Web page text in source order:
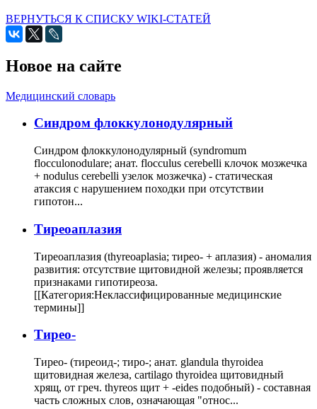
ВЕРНУТЬСЯ К СПИСКУ WIKI-СТАТЕЙ
Новое на сайте
Медицинский словарь
Cиндром флоккулонодулярный
Синдром флоккулонодулярный (syndromum
flocculonodulare; анат. flocculus cerebelli клочок мозжечка
+ nodulus cerebelli узелок мозжечка) - статическая
атаксия с нарушением походки при отсутствии
гипотон...
Тиреоаплазия
Тиреоаплазия (thyreoaplasia; тирео- + аплазия) - аномалия
развития: отсутствие щитовидной железы; проявляется
признаками гипотиреоза.
[[Категория:Неклассифицированные медицинские
термины]]
Тирео-
Тирео- (тиреоид-; тиро-; анат. glandula thyroidea
щитовидная железа, cartilago thyroidea щитовидный
хрящ, от греч. thyreos щит + -eides подобный) - составная
часть сложных слов, означающая "относ...